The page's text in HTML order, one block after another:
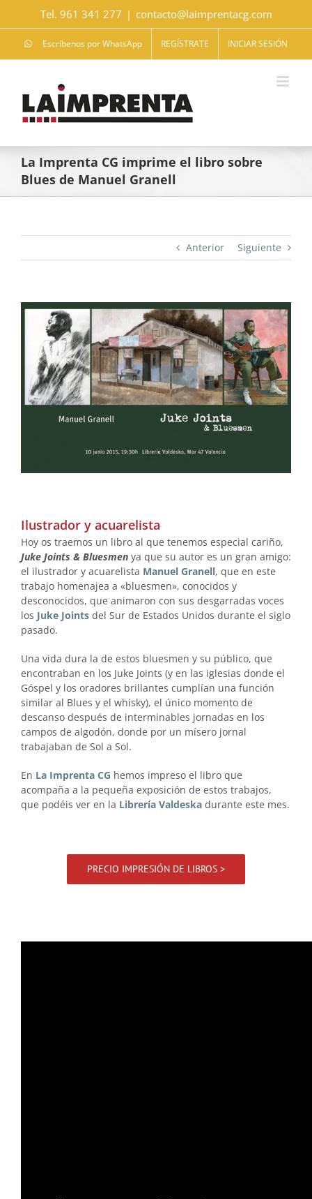
Tel. 961 341 277 | contacto@laimprentacg.com
Escríbenos por WhatsApp REGÍSTRATE INICIAR SESIÓN
La Imprenta CG imprime el libro sobre
Blues de Manuel Granell
Anterior Siguiente
Ilustrador y acuarelista
Hoy os traemos un libro al que tenemos especial cariño,
Juke Joints & Bluesmen ya que su autor es un gran amigo:
el ilustrador y acuarelista Manuel Granell, que en este
trabajo homenajea a «bluesmen», conocidos y
desconocidos, que animaron con sus desgarradas voces
los Juke Joints del Sur de Estados Unidos durante el siglo
pasado.
Una vida dura la de estos bluesmen y su público, que
encontraban en los Juke Joints (y en las iglesias donde el
Góspel y los oradores brillantes cumplían una función
similar al Blues y el whisky), el único momento de
descanso después de interminables jornadas en los
campos de algodón, donde por un mísero jornal
trabajaban de Sol a Sol.
En La Imprenta CG hemos impreso el libro que
acompaña a la pequeña exposición de estos trabajos,
que podéis ver en la Librería Valdeska durante este mes.
PRECIO IMPRESIÓN DE LIBROS >